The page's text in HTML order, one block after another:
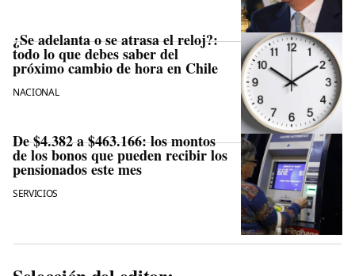
¿Se adelanta o se atrasa el reloj?:
todo lo que debes saber del
próximo cambio de hora en Chile
NACIONAL
De $4.382 a $463.166: los montos
de los bonos que pueden recibir los
pensionados este mes
SERVICIOS